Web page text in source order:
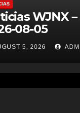
WJNX –
08-05
5, 2026